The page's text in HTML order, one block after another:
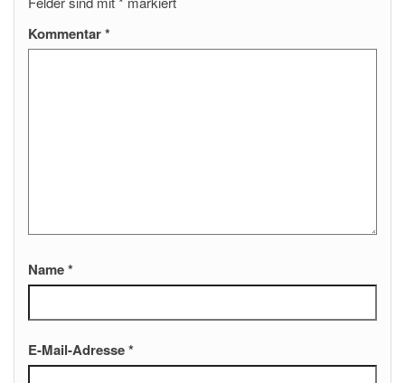
Kommentar*
Name*
E-Mail-Adresse*